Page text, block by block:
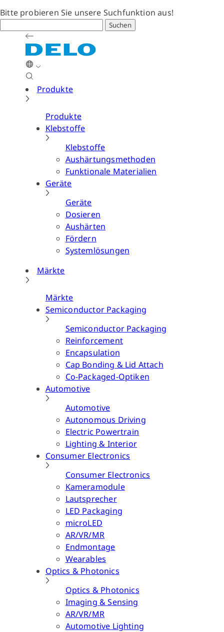
Bitte probieren Sie unsere Suchfunktion aus!
Suchen
Produkte
Produkte
Klebstoffe
Klebstoffe
Aushärtungsmethoden
Funktionale Materialien
Geräte
Geräte
Dosieren
Aushärten
Fördern
Systemlösungen
Märkte
Märkte
Semiconductor Packaging
Semiconductor Packaging
Reinforcement
Encapsulation
Cap Bonding & Lid Attach
Co-Packaged-Optiken
Automotive
Automotive
Autonomous Driving
Electric Powertrain
Lighting & Interior
Consumer Electronics
Consumer Electronics
Kameramodule
Lautsprecher
LED Packaging
microLED
AR/VR/MR
Endmontage
Wearables
Optics & Photonics
Optics & Photonics
Imaging & Sensing
AR/VR/MR
Automotive Lighting